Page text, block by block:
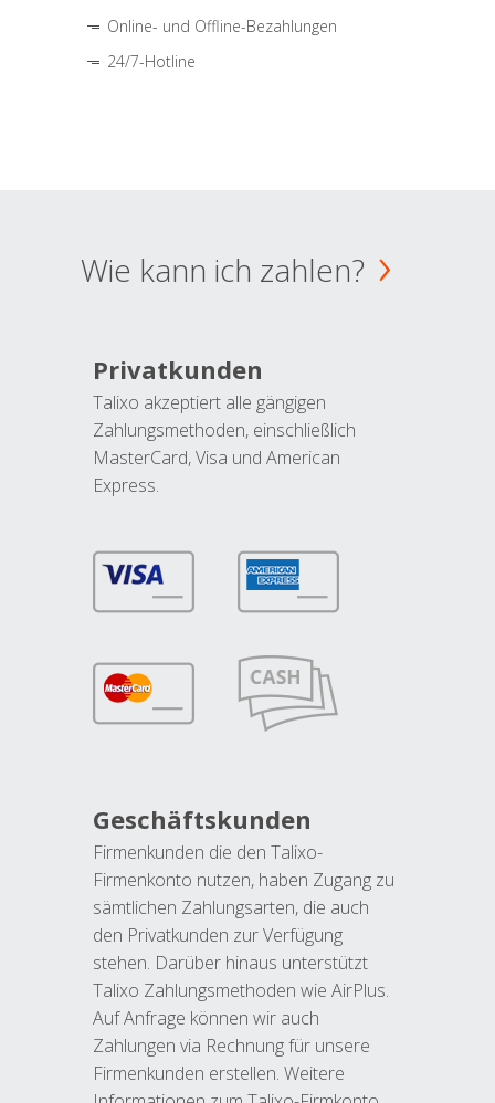
Online- und Offline-Bezahlungen
24/7-Hotline
Wie kann ich zahlen?
Privatkunden
Talixo akzeptiert alle gängigen
Zahlungsmethoden, einschließlich
MasterCard, Visa und American
Express.
Geschäftskunden
Firmenkunden die den Talixo-
Firmenkonto nutzen, haben Zugang zu
sämtlichen Zahlungsarten, die auch
den Privatkunden zur Verfügung
stehen. Darüber hinaus unterstützt
Talixo Zahlungsmethoden wie AirPlus.
Auf Anfrage können wir auch
Zahlungen via Rechnung für unsere
Firmenkunden erstellen. Weitere